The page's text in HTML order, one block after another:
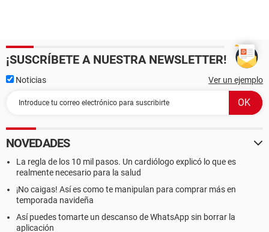
¡SUSCRÍBETE A NUESTRA NEWSLETTER!
Noticias Ver un ejemplo
NOVEDADES
La regla de los 10 mil pasos. Un cardiólogo explicó lo que es
realmente necesario para la salud
¡No caigas! Así es como te manipulan para comprar más en
temporada navideña
Así puedes tomarte un descanso de WhatsApp sin borrar la
aplicación